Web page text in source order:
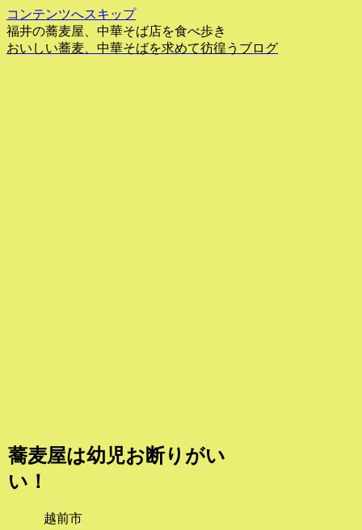
コンテンツへスキップ
福井の蕎麦屋、中華そば店を食べ歩き
おいしい蕎麦、中華そばを求めて彷徨うブログ
蕎麦屋は幼児お断りがい
い！
越前市